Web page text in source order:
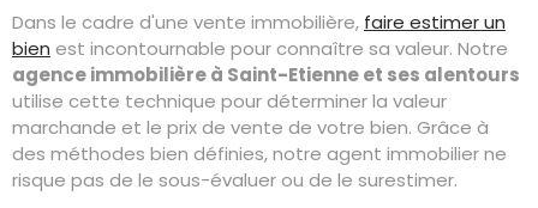
Dans le cadre d'une vente immobilière, faire estimer un
bien est incontournable pour connaître sa valeur. Notre
agence immobilière à Saint-Etienne et ses alentours
utilise cette technique pour déterminer la valeur
marchande et le prix de vente de votre bien. Grâce à
des méthodes bien définies, notre agent immobilier ne
risque pas de le sous-évaluer ou de le surestimer.